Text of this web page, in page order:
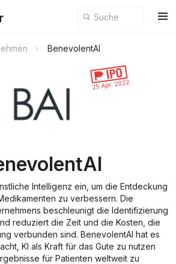
BenevolentAI
25 Apr. 2022
Intelligenz ein, um die Entdeckung
zu verbessern. Die
beschleunigt die Identifizierung
reduziert die Zeit und die Kosten, die
verbunden sind. BenevolentAI hat es
KI als Kraft für das Gute zu nutzen
für Patienten weltweit zu